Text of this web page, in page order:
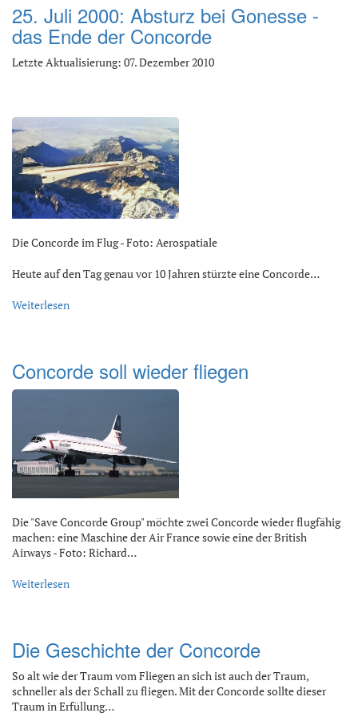
25. Juli 2000: Absturz bei Gonesse -
das Ende der Concorde
Letzte Aktualisierung: 07. Dezember 2010
Die Concorde im Flug - Foto: Aerospatiale
Heute auf den Tag genau vor 10 Jahren stürzte eine Concorde…
Weiterlesen
Concorde soll wieder fliegen
Die "Save Concorde Group" möchte zwei Concorde wieder flugfähig
machen: eine Maschine der Air France sowie eine der British
Airways - Foto: Richard…
Weiterlesen
Die Geschichte der Concorde
So alt wie der Traum vom Fliegen an sich ist auch der Traum,
schneller als der Schall zu fliegen. Mit der Concorde sollte dieser
Traum in Erfüllung…